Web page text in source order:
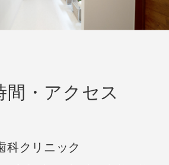
間・アクセス
科クリニック